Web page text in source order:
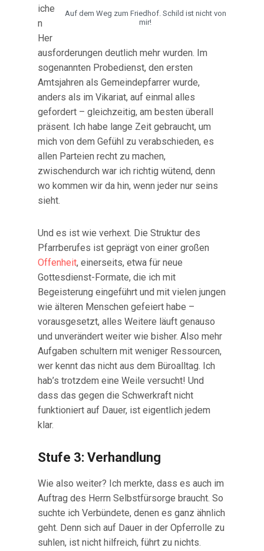
Auf dem Weg zum Friedhof. Schild ist nicht von
mir!
iche
n
Her
ausforderungen deutlich mehr wurden. Im
sogenannten Probedienst, den ersten
Amtsjahren als Gemeindepfarrer wurde,
anders als im Vikariat, auf einmal alles
gefordert – gleichzeitig, am besten überall
präsent. Ich habe lange Zeit gebraucht, um
mich von dem Gefühl zu verabschieden, es
allen Parteien recht zu machen,
zwischendurch war ich richtig wütend, denn
wo kommen wir da hin, wenn jeder nur seins
sieht.
Und es ist wie verhext. Die Struktur des
Pfarrberufes ist geprägt von einer großen
Offenheit, einerseits, etwa für neue
Gottesdienst-Formate, die ich mit
Begeisterung eingeführt und mit vielen jungen
wie älteren Menschen gefeiert habe –
vorausgesetzt, alles Weitere läuft genauso
und unverändert weiter wie bisher. Also mehr
Aufgaben schultern mit weniger Ressourcen,
wer kennt das nicht aus dem Büroalltag. Ich
hab’s trotzdem eine Weile versucht! Und
dass das gegen die Schwerkraft nicht
funktioniert auf Dauer, ist eigentlich jedem
klar.
Stufe 3: Verhandlung
Wie also weiter? Ich merkte, dass es auch im
Auftrag des Herrn Selbstfürsorge braucht. So
suchte ich Verbündete, denen es ganz ähnlich
geht. Denn sich auf Dauer in der Opferrolle zu
suhlen, ist nicht hilfreich, führt zu nichts.